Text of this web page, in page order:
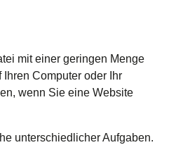
mit einer geringen Menge
Computer oder Ihr
wenn Sie eine Website
unterschiedlicher Aufgaben.